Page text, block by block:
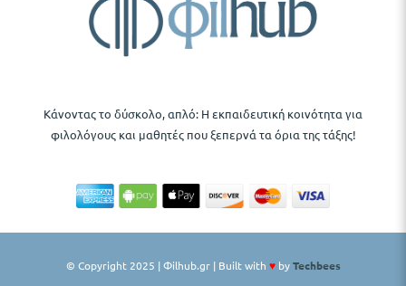
Κάνοντας το δύσκολο, απλό: Η εκπαιδευτική κοινότητα για
φιλολόγους και μαθητές που ξεπερνά τα όρια της τάξης!
© Copyright 2025 | Φilhub.gr | Built with ♥byTechbees